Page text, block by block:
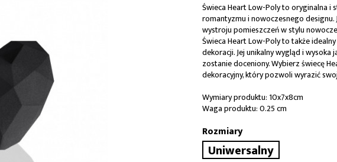
Świeca Heart Low-Poly to oryginalna
romantyzmu i nowoczesnego designu.
wystroju pomieszczeń w stylu
Świeca Heart Low-Poly to także
dekoracji. Jej unikalny wygląd i
zostanie doceniony. Wybierz świecę
dekoracyjny, który pozwoli wyrazić
Wymiary produktu: 10x7x8cm
Waga produktu: 0.25 cm
Rozmiary
Uniwersalny